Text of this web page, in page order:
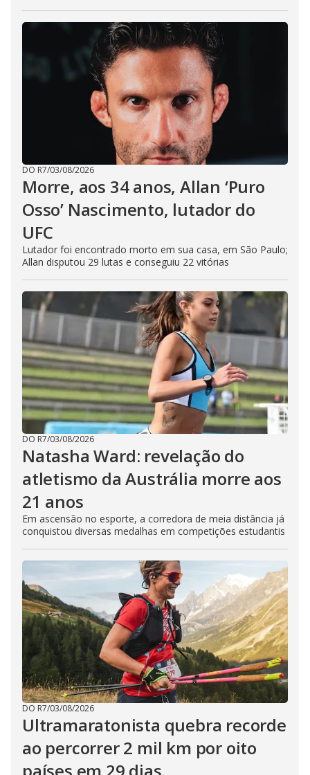
DO R7/03/08/2026
Morre, aos 34 anos, Allan ‘Puro
Osso’ Nascimento, lutador do
UFC
Lutador foi encontrado morto em sua casa, em São Paulo;
Allan disputou 29 lutas e conseguiu 22 vitórias
DO R7/03/08/2026
Natasha Ward: revelação do
atletismo da Austrália morre aos
21 anos
Em ascensão no esporte, a corredora de meia distância já
conquistou diversas medalhas em competições estudantis
DO R7/03/08/2026
Ultramaratonista quebra recorde
ao percorrer 2 mil km por oito